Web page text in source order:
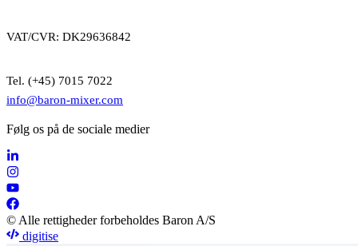
VAT/CVR: DK29636842
Tel. (+45) 7015 7022
info@baron-mixer.com
Følg os på de sociale medier
© Alle rettigheder forbeholdes Baron A/S
digitise